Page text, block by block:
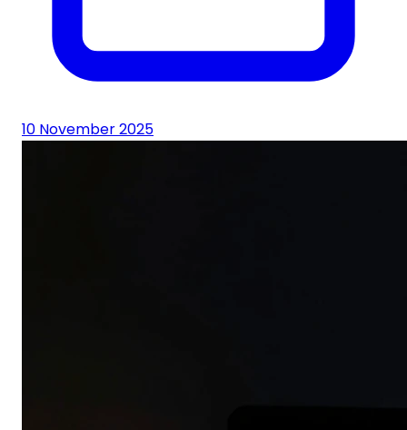
10 November 2025